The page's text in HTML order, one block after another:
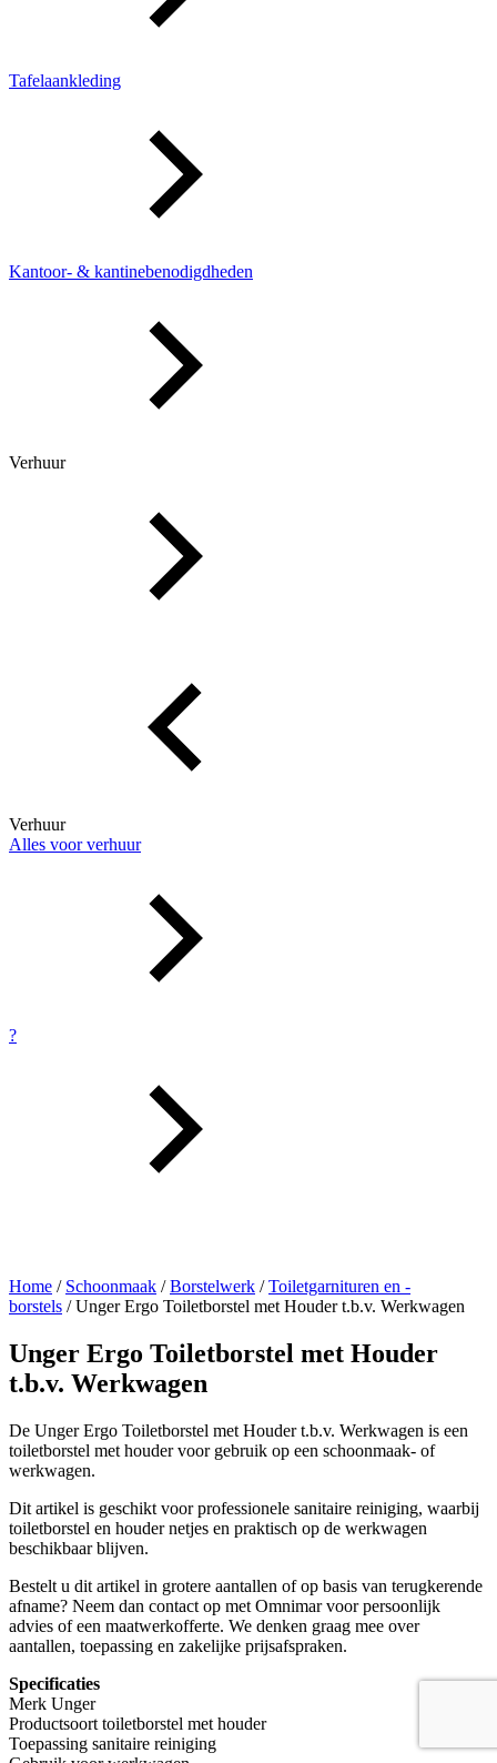
Tafelaankleding
Kantoor- & kantinebenodigdheden
Verhuur
Verhuur
Alles voor verhuur
?
Home / Schoonmaak /Borstelwerk /Toiletgarnituren en -
borstels / Unger Ergo Toiletborstel met Houder t.b.v. Werkwagen
Unger Ergo Toiletborstel met Houder
t.b.v. Werkwagen
De Unger Ergo Toiletborstel met Houder t.b.v. Werkwagen is een
toiletborstel met houder voor gebruik op een schoonmaak- of
werkwagen.
Dit artikel is geschikt voor professionele sanitaire reiniging, waarbij
toiletborstel en houder netjes en praktisch op de werkwagen
beschikbaar blijven.
Bestelt u dit artikel in grotere aantallen of op basis van terugkerende
afname? Neem dan contact op met Omnimar voor persoonlijk
advies of een maatwerkofferte. We denken graag mee over
aantallen, toepassing en zakelijke prijsafspraken.
Specificaties
Merk Unger
Productsoort toiletborstel met houder
Toepassing sanitaire reiniging